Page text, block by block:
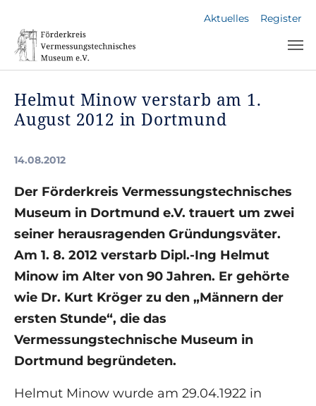
Aktuelles Register
Helmut Minow verstarb am 1.
August 2012 in Dortmund
14.08.2012
Der Förderkreis Vermessungstechnisches
Museum in Dortmund e.V. trauert um zwei
seiner herausragenden Gründungsväter.
Am 1. 8. 2012 verstarb Dipl.-Ing Helmut
Minow im Alter von 90 Jahren. Er gehörte
wie Dr. Kurt Kröger zu den „Männern der
ersten Stunde“, die das
Vermessungstechnische Museum in
Dortmund begründeten.
Helmut Minow wurde am 29.04.1922 in